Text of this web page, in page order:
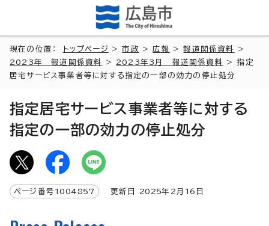
現在の位置： トップページ >市政 >広報 >報道関係資料
>
2023年 報道関係資料
> 2023年3月 報道関係資料
> 指定
居宅サービス事業者等に対する指定の一部の効力の停止処分
指定居宅サービス事業者等に対する
指定の一部の効力の停止処分
ページ番号 1004857 更新日 2025年2月 16 日